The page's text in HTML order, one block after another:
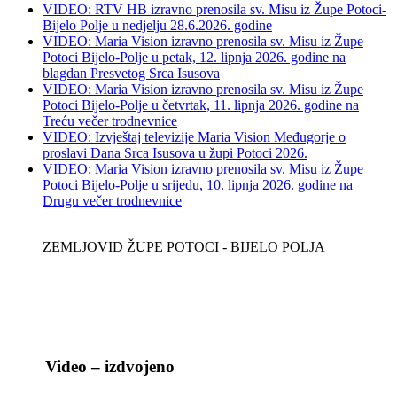
VIDEO: RTV HB izravno prenosila sv. Misu iz Župe Potoci-
Bijelo Polje u nedjelju 28.6.2026. godine
VIDEO: Maria Vision izravno prenosila sv. Misu iz Župe
Potoci Bijelo-Polje u petak, 12. lipnja 2026. godine na
blagdan Presvetog Srca Isusova
VIDEO: Maria Vision izravno prenosila sv. Misu iz Župe
Potoci Bijelo-Polje u četvrtak, 11. lipnja 2026. godine na
Treću večer trodnevnice
VIDEO: Izvještaj televizije Maria Vision Međugorje o
proslavi Dana Srca Isusova u župi Potoci 2026.
VIDEO: Maria Vision izravno prenosila sv. Misu iz Župe
Potoci Bijelo-Polje u srijedu, 10. lipnja 2026. godine na
Drugu večer trodnevnice
ZEMLJOVID ŽUPE POTOCI - BIJELO POLJA
Video – izdvojeno